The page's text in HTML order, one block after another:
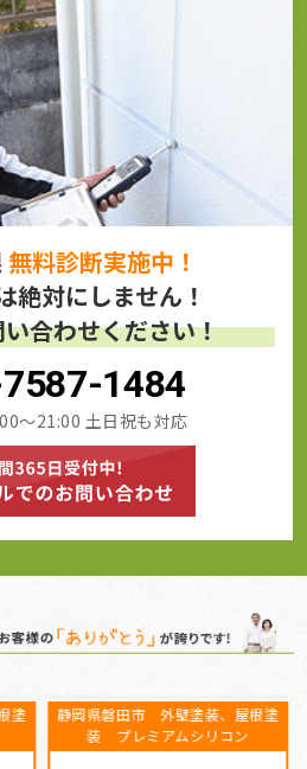
無料診断実施中！
絶対にしません！
合わせください！
1484
～21:00 土日祝も対応
FRP防水工事、屋根カバー
外壁塗装、庇補修工事 静
岡県盤田市 K様
静岡県浜松
工事 瓦屋